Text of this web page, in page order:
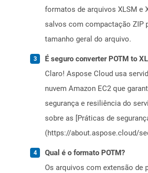
formatos de arquivos XLSM e
salvos com compactação ZIP
tamanho geral do arquivo.
É seguro converter POTM to
Claro! Aspose Cloud usa
nuvem Amazon EC2 que
segurança e resiliência do
sobre as [Práticas de
(https://about.aspose.cloud/
Qual é o formato POTM?
Os arquivos com extensão de